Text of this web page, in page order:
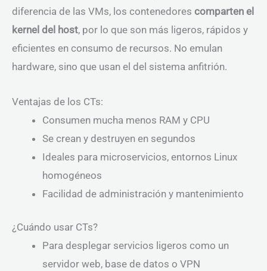
diferencia de las VMs, los contenedores comparten el
kernel del host, por lo que son más ligeros, rápidos y
eficientes en consumo de recursos. No emulan
hardware, sino que usan el del sistema anfitrión.
Ventajas de los CTs:
Consumen mucha menos RAM y CPU
Se crean y destruyen en segundos
Ideales para microservicios, entornos Linux
homogéneos
Facilidad de administración y mantenimiento
¿Cuándo usar CTs?
Para desplegar servicios ligeros como un
servidor web, base de datos o VPN